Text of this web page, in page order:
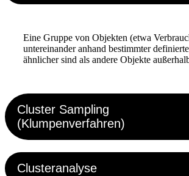
Eine Gruppe von Objekten (etwa
untereinander anhand bestimmter
ähnlicher sind als andere Objekte
Cluster Sampling
(Klumpenverfahren)
Clusteranalyse